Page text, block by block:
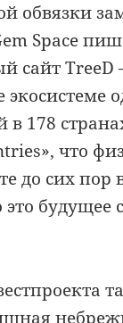
обвязки
Space
сайт
экосистеме
в 178
что
до сих пор
будущее